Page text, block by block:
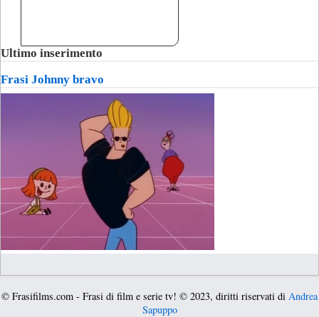
Ultimo inserimento
Frasi Johnny bravo
© Frasifilms.com - Frasi di film e serie tv! © 2023, diritti riservati di Andrea
Sapuppo